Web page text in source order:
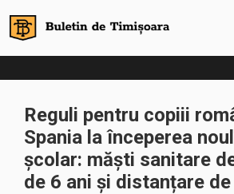
Reguli pentru copiii
Spania la începerea
școlar: măști sanitare
de 6 ani şi distanțare